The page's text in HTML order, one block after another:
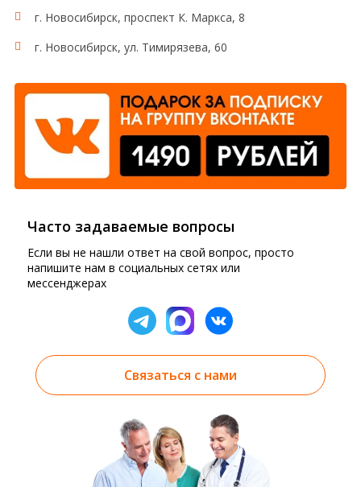
г. Новосибирск, проспект К. Маркса, 8
г. Новосибирск, ул. Тимирязева, 60
Часто задаваемые вопросы
Если вы не нашли ответ на свой вопрос, просто
напишите нам в социальных сетях или
мессенджерах
Связаться с нами